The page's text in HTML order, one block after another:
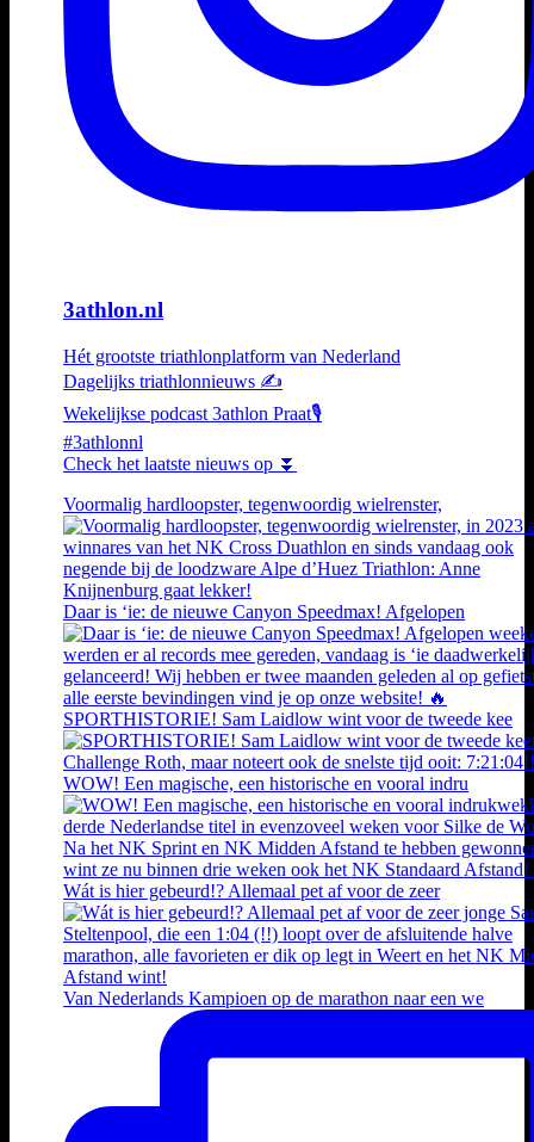
3athlon.nl
Hét grootste triathlonplatform van Nederland
Dagelijks triathlonnieuws ✍️
Wekelijkse podcast 3athlon Praat🎙️
#3athlonnl
Check het laatste nieuws op ⏬
Voormalig hardloopster, tegenwoordig wielrenster,
Daar is ‘ie: de nieuwe Canyon Speedmax! Afgelopen
SPORTHISTORIE! Sam Laidlow wint voor de tweede kee
WOW! Een magische, een historische en vooral indru
Wát is hier gebeurd!? Allemaal pet af voor de zeer
Van Nederlands Kampioen op de marathon naar een we